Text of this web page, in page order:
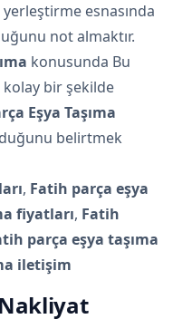
esnasında
not almaktır.
konusunda Bu
kolay bir şekilde
Eşya Taşıma
belirtmek
, Fatih parça eşya
fiyatları, Fatih
parça eşya taşıma
iletişim